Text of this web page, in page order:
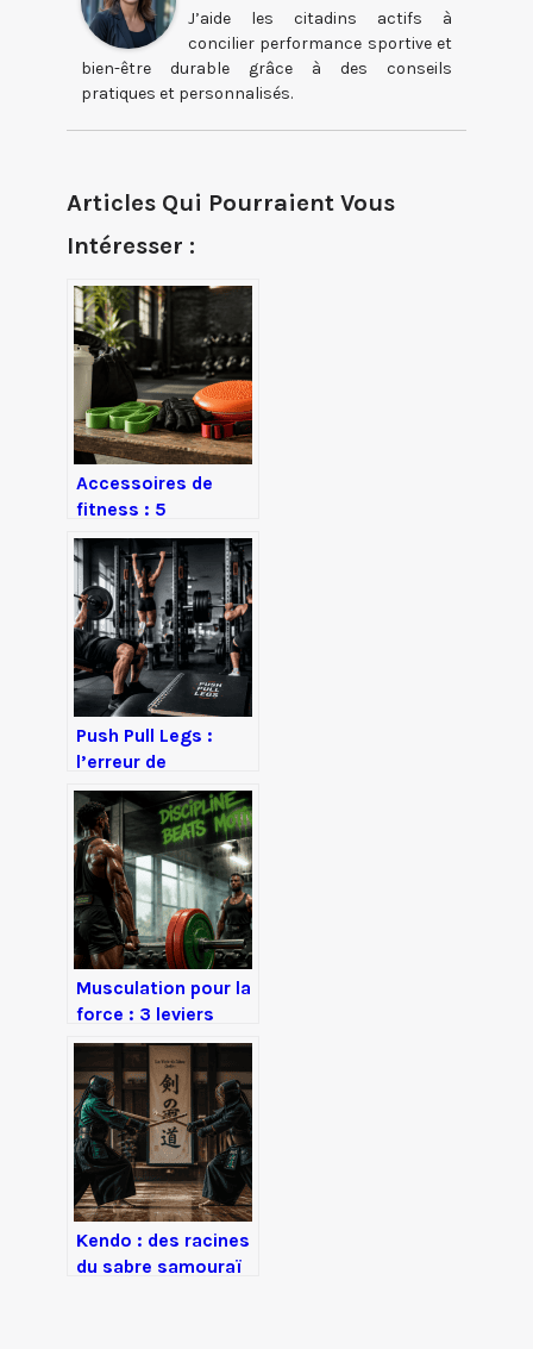
J’aide les citadins actifs à
concilier performance sportive et
bien-être durable grâce à des conseils
pratiques et personnalisés.
Articles Qui Pourraient Vous
Intéresser :
Accessoires de
fitness : 5
équipements
essentiels à moins
de 40 € pour
muscler votre
routine à domicile
Push Pull Legs :
l’erreur de
fréquence qui
bloque votre
progression
musculaire
Musculation pour la
force : 3 leviers
pour optimiser
votre système
nerveux
Kendo : des racines
du sabre samouraï